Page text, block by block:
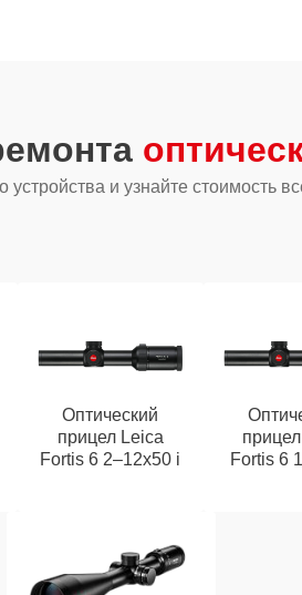
и узнайте стоимость
Оптический
прицел Leica
Fortis 6 2–12x50 i
Fortis 6